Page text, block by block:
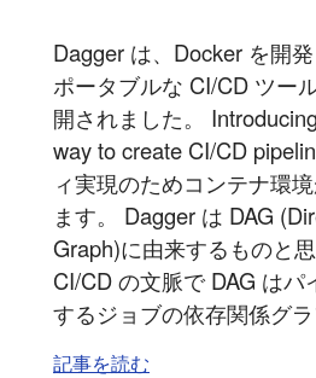
Dagger は、Docker を開
ポータブルな CI/CD ツー
開されました。
way to create CI/CD
ィ実現のためコンテナ環
ます。 Dagger は DAG
Graph)に由来するものと思
CI/CD の文脈で DAG はパ
するジョブの依存関係グ
記事を読む